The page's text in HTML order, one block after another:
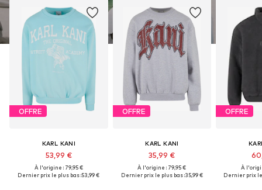
OFFRE
KARL KANI
53,99 €
À l'origine : 79,95 €
Dernier prix le plus bas :53,99 €
OFFRE
KARL KANI
35,99 €
À l'origine : 79,95 €
Dernier prix le plus bas :35,99 €
OFFRE
À
Dernier prix le